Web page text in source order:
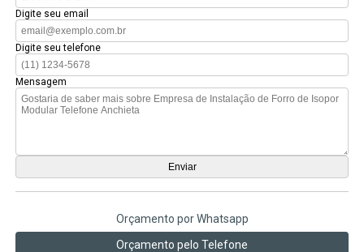
Digite seu email
Digite seu telefone
Mensagem
Orçamento por Whatsapp
Orçamento pelo Telefone